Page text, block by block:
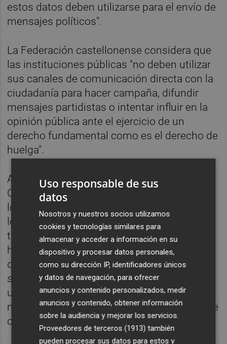
estos datos deben utilizarse para el envío de
mensajes políticos".
La Federación castellonense considera que
las instituciones públicas "no deben utilizar
sus canales de comunicación directa con la
ciudadanía para hacer campaña, difundir
mensajes partidistas o intentar influir en la
opinión pública ante el ejercicio de un
derecho fundamental como es el derecho de
huelga".
Además, desde la federación piensan que la
Consellería "se debe dirigir directamente a
los sindicatos, que son los convocantes y
los representantes legítimos de los
trabajadores y trabajadoras. Las familias no
hemos convocado este paro ni somos parte
de este conflicto laboral, por lo cual nos
sentimos utilizadas por la administración en
una disputa que se debería resolver en la
mesa de negociación y no en los buzones de
correo de las familias".
Uso responsable de sus
datos
Nosotros y nuestros socios utilizamos
cookies y tecnologías similares para
almacenar y acceder a información en su
dispositivo y procesar datos personales,
como su dirección IP, identificadores únicos
y datos de navegación, para ofrecer
anuncios y contenido personalizados, medir
anuncios y contenido, obtener información
sobre la audiencia y mejorar los servicios.
Proveedores de terceros (1913) también
pueden procesar sus datos para estos y